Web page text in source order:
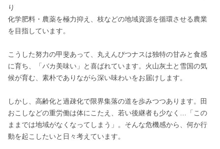
り
化学肥料・農薬を極力抑え、枝などの地域資源を循環させる農業
を目指しています。
こうした努力の甲斐あって、丸えんぴつナスは独特の甘みと食感
に育ち、「バカ美味い」と喜ばれています。火山灰土と雪国の気
候が育む、素朴でありながら深い味わいをお届けします。
しかし、高齢化と過疎化で限界集落の道を歩みつつあります。田
おこしなどの重労働は体にこたえ、若い後継者も少なく…「この
ままでは地域がなくなってしまう」。そんな危機感から、何か行
動を起こしたいと日々考えています。